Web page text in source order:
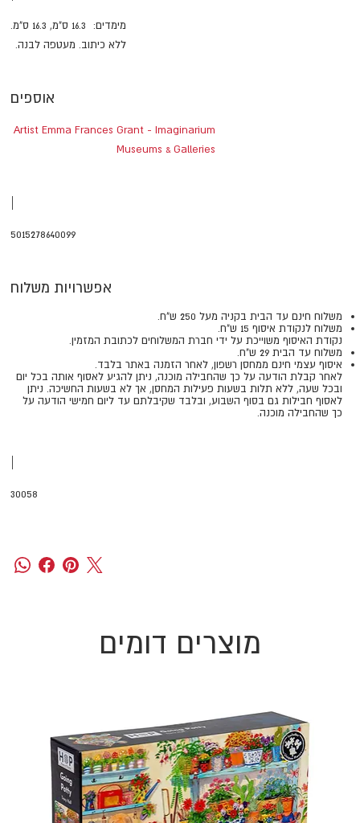
מימדים: 16.3 ס"מ, 16.3 ס"מ.
ללא כיתוב. מעטפה לבנה.
אוספים
Artist Emma Frances Grant - Imaginarium
Museums & Galleries
|
5015278640099
אפשרויות משלוח
משלוח חינם עד הבית בקניה מעל 250 ש"ח.
משלוח לנקודת איסוף 15 ש"ח.
נקודת האיסוף משוייכת על ידי חברת המשלוחים לכתובת המזמין.
משלוח עד הבית 29 ש"ח.
איסוף עצמי חינם ממחסן רשפון, לאחר הזמנה באתר בלבד.
​​​​​​​לאחר קבלת הודעה על כך שהחבילה מוכנה, ניתן להגיע לאסוף אותה בכל יום
ובכל שעה, ללא תלות בשעות פעילות המחסן, אך לא בשעות החשיכה. ניתן
לאסוף חבילות גם בסוף השבוע, ובלבד שקיבלתם עד ליום חמישי הודעה על
כך שהחבילה מוכנה.
|
30058
מוצרים דומים